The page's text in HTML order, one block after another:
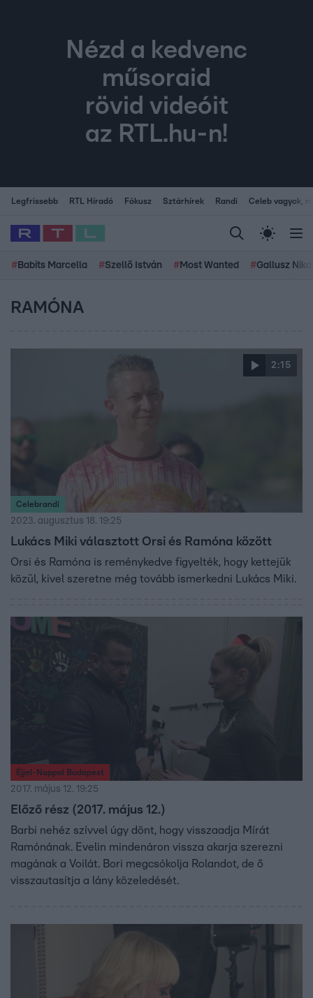
Nézd a kedvenc
műsoraid
rövid videóit
az RTL.hu-n!
Legfrissebb RTL Híradó Fókusz Sztárhírek Randi Celeb vagyok,
# Babits Marcella #Szellő István # Most Wanted #Gallusz
RAMÓNA
2:15
Celebrandi
2023. augusztus 18. 19:25
Lukács Miki választott Orsi és Ramóna között
Orsi és Ramóna is reménykedve figyelték, hogy kettejük
közül, kivel szeretne még tovább ismerkedni Lukács Miki.
Éjjel-Nappal Budapest
2017. május 12. 19:25
Előző rész (2017. május 12.)
Barbi nehéz szívvel úgy dönt, hogy visszaadja Mírát
Ramónának. Evelin mindenáron vissza akarja szerezni
magának a Voilát. Bori megcsókolja Rolandot, de ő
visszautasítja a lány közeledését.